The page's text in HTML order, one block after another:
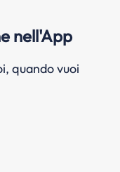
nell'App
quando vuoi